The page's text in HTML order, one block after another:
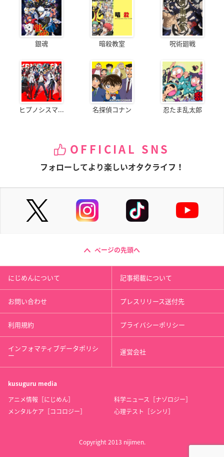
銀魂 暗殺教室 呪術廻戦
ヒプノシスマ... 名探偵コナン 忍たま乱太郎
OFFICIAL SNS
フォローしてより楽しいオタクライフ！
ページの先頭へ
にじめんについて 記事掲載について
お問い合わせ プレスリリース送付先
利用規約 プライバシーポリシー
インフォマティブデータポリシ
ー 運営会社
kusuguru media
アニメ情報［にじめん］
科学ニュース［ナゾロジー］
メンタルケア［ココロジー］
心理テスト［シンリ］
Copyright 2013 nijimen.